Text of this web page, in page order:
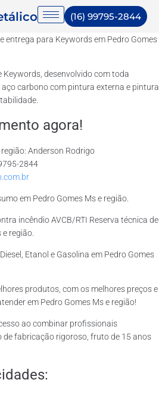
(16) 99795-2844
entrega para Keywords em Pedro Gomes
Keywords, desenvolvido com toda
carbono com pintura externa e pintura
agora!
Anderson Rodrigo
2844
em Pedro Gomes Ms e região.
incêndio AVCB/RTI Reserva técnica de
região.
Etanol e Gasolina em Pedro Gomes
produtos, com os melhores preços e
em Pedro Gomes Ms e região!
ao combinar profissionais
de fabricação rigoroso, fruto de 15 anos